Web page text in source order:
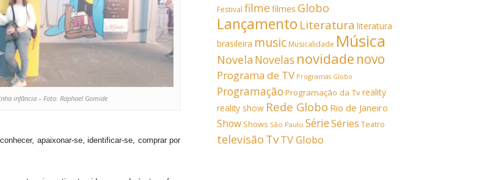
infância – Foto: Raphael Gomide
apaixonar-se,identificar-se, comprar por
Festival filmefilmes Globo
Lançamento Literatura literatura
brasileira music Musicalidade Música
Novela Novelas novidade novo
Programa de TV Programas Globo
Programação Programação da Tvreality
reality show Rede Globo Rio de Janeiro
Show Shows São Paulo SérieSéries Teatro
televisão TvTV Globo